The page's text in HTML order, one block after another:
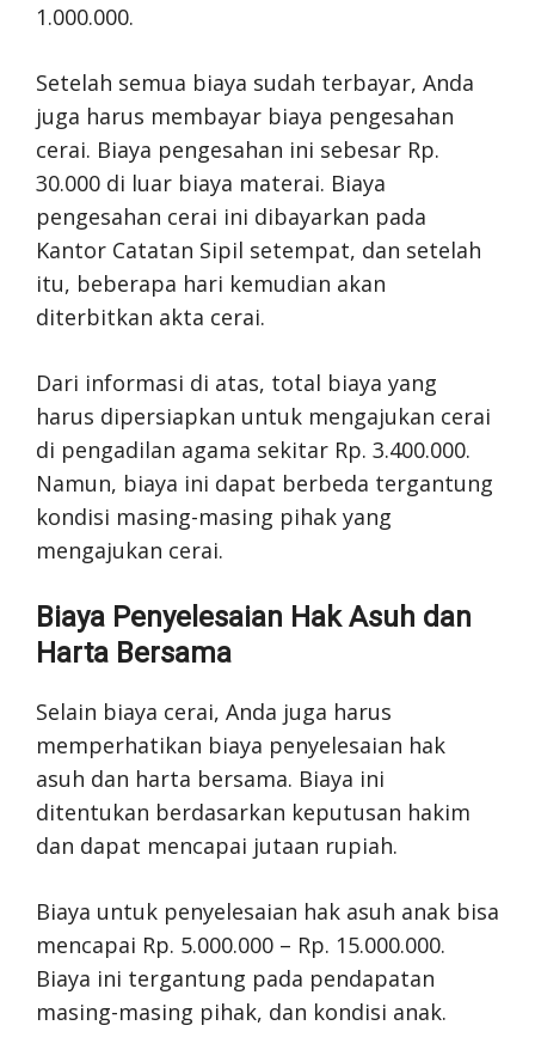
1.000.000.
Setelah semua biaya sudah terbayar, Anda
juga harus membayar biaya pengesahan
cerai. Biaya pengesahan ini sebesar Rp.
30.000 di luar biaya materai. Biaya
pengesahan cerai ini dibayarkan pada
Kantor Catatan Sipil setempat, dan setelah
itu, beberapa hari kemudian akan
diterbitkan akta cerai.
Dari informasi di atas, total biaya yang
harus dipersiapkan untuk mengajukan cerai
di pengadilan agama sekitar Rp. 3.400.000.
Namun, biaya ini dapat berbeda tergantung
kondisi masing-masing pihak yang
mengajukan cerai.
Biaya Penyelesaian Hak Asuh dan
Harta Bersama
Selain biaya cerai, Anda juga harus
memperhatikan biaya penyelesaian hak
asuh dan harta bersama. Biaya ini
ditentukan berdasarkan keputusan hakim
dan dapat mencapai jutaan rupiah.
Biaya untuk penyelesaian hak asuh anak bisa
mencapai Rp. 5.000.000 – Rp. 15.000.000.
Biaya ini tergantung pada pendapatan
masing-masing pihak, dan kondisi anak.